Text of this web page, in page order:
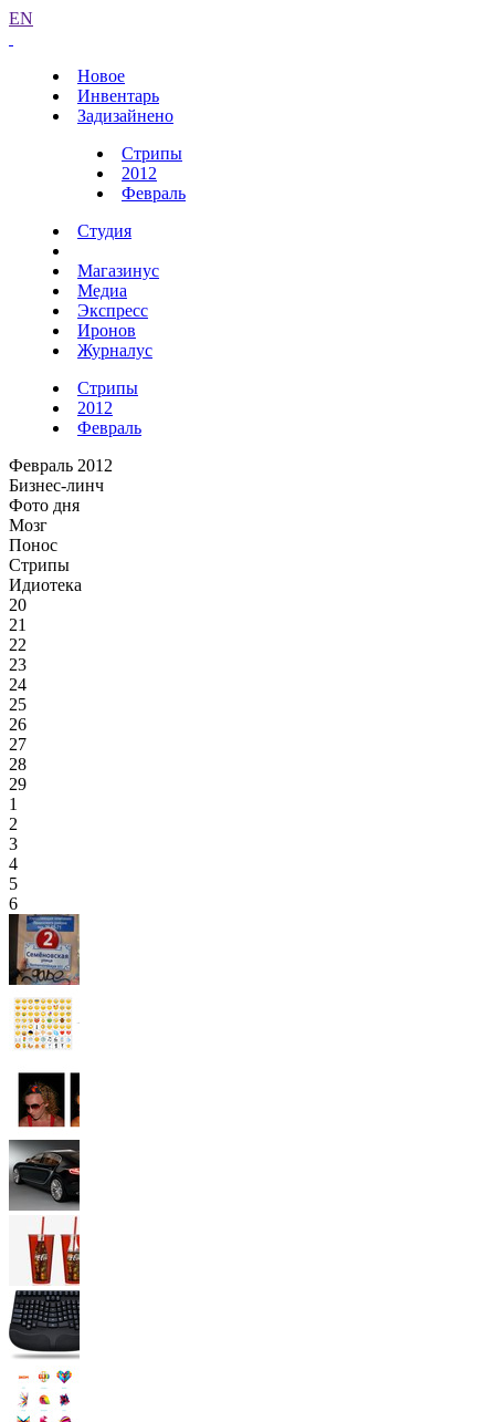
EN
Новое
Инвентарь
Задизайнено
Стрипы
2012
Февраль
Студия
Магазинус
Медиа
Экспресс
Иронов
Журналус
Стрипы
2012
Февраль
Февраль 2012
Бизнес-линч
Фото дня
Мозг
Понос
Стрипы
Идиотека
20
21
22
23
24
25
26
27
28
29
1
2
3
4
5
6